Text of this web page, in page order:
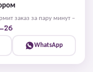
заказ за пару минут –
26
WhatsApp